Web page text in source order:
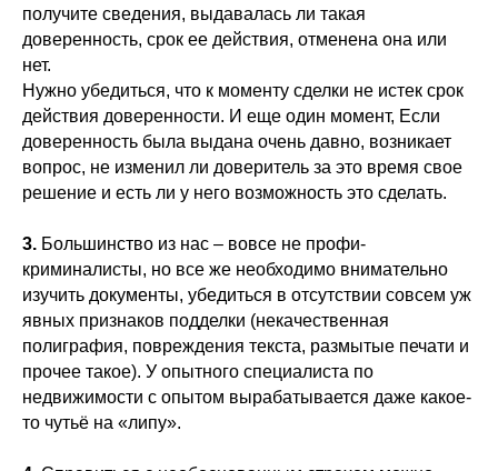
получите сведения, выдавалась ли такая
доверенность, срок ее действия, отменена она или
нет.
Нужно убедиться, что к моменту сделки не истек срок
действия доверенности. И еще один момент, Если
доверенность была выдана очень давно, возникает
вопрос, не изменил ли доверитель за это время свое
решение и есть ли у него возможность это сделать.
3. Большинство из нас – вовсе не профи-
криминалисты, но все же необходимо внимательно
изучить документы, убедиться в отсутствии совсем уж
явных признаков подделки (некачественная
полиграфия, повреждения текста, размытые печати и
прочее такое). У опытного специалиста по
недвижимости с опытом вырабатывается даже какое-
то чутьё на «липу».